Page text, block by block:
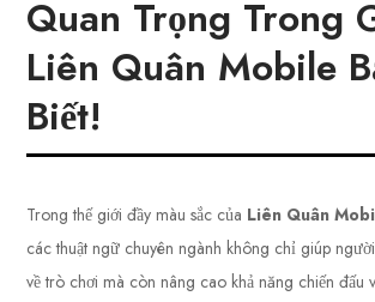
Quan Trọng Trong
Liên Quân Mobile
Biết!
Trong thế giới đầy màu sắc của Liên Quân
các thuật ngữ chuyên ngành không chỉ giúp
về trò chơi mà còn nâng cao khả năng chiến đấu